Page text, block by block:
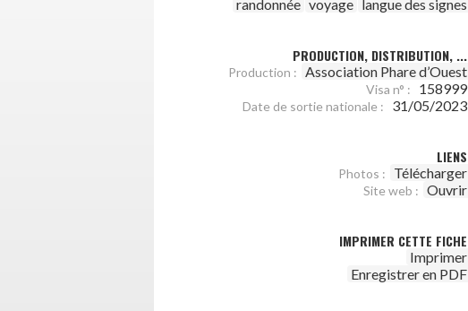
randonnée voyage langue des signes
PRODUCTION, DISTRIBUTION, ...
Production : Association Phare d’Ouest
Visa n° : 158999
Date de sortie nationale : 31/05/2023
LIENS
Photos : Télécharger
Site web : Ouvrir
IMPRIMER CETTE FICHE
Imprimer
Enregistrer en PDF